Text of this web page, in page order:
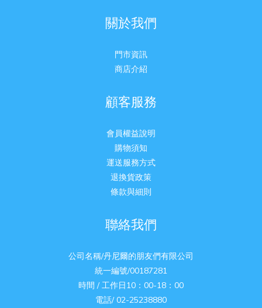
關於我們
門市資訊
商店介紹
顧客服務
會員權益說明
購物須知
運送服務方式
退換貨政策
條款與細則
聯絡我們
公司名稱/丹尼爾的朋友們有限公司
統一編號/00187281
時間 / 工作日10：00-18：00
電話/ 02-25238880